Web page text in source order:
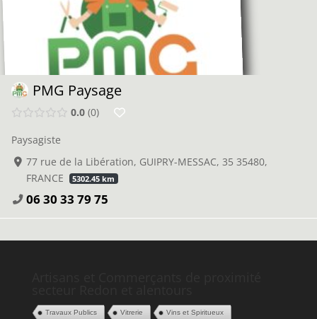
PMG Paysage
0.0 0
Paysagiste
77 rue de la Libération, GUIPRY-MESSAC, 35 35480,
FRANCE
5302.45 km
06 30 33 79 75
Travaux Publics Vitrerie Vins et Spiritueux